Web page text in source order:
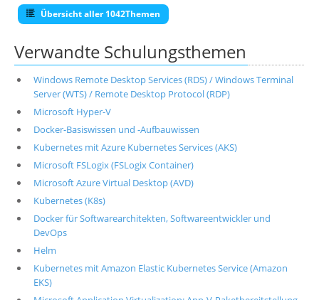
Übersicht aller 1042Themen
Verwandte Schulungsthemen
Windows Remote Desktop Services (RDS) / Windows Terminal
Server (WTS) / Remote Desktop Protocol (RDP)
Microsoft Hyper-V
Docker-Basiswissen und -Aufbauwissen
Kubernetes mit Azure Kubernetes Services (AKS)
Microsoft FSLogix (FSLogix Container)
Microsoft Azure Virtual Desktop (AVD)
Kubernetes (K8s)
Docker für Softwarearchitekten, Softwareentwickler und
DevOps
Helm
Kubernetes mit Amazon Elastic Kubernetes Service (Amazon
EKS)